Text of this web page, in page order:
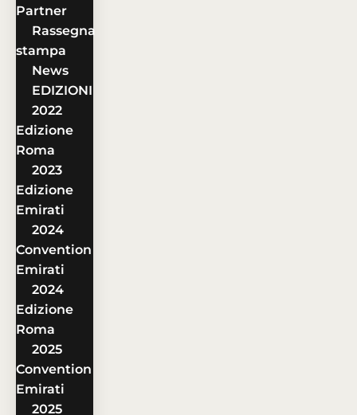
Partner
Rassegna
stampa
News
EDIZIONI
2022
Edizione
Roma
2023
Edizione
Emirati
2024
Convention
Emirati
2024
Edizione
Roma
2025
Convention
Emirati
2025